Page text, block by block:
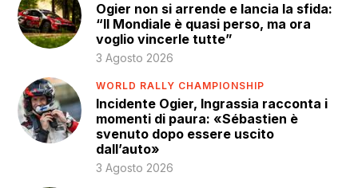
Ogier non si arrende e lancia la sfida:
“Il Mondiale è quasi perso, ma ora
voglio vincerle tutte”
3 Agosto 2026
WORLD RALLY CHAMPIONSHIP
Incidente Ogier, Ingrassia racconta i
momenti di paura: «Sébastien è
svenuto dopo essere uscito
dall’auto»
3 Agosto 2026